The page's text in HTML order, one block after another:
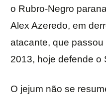
o Rubro-Negro
Alex Azeredo, em
atacante, que
2013, hoje defende o
O jejum não se